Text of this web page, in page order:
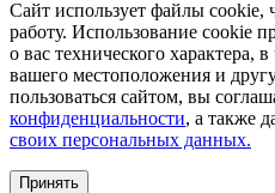
Сайт использует файлы cookie,
работу. Использование cookie
о вас технического характера,
вашего местоположения и
пользоваться сайтом, вы
конфиденциальности, а также
своих персональных данных.
Принять